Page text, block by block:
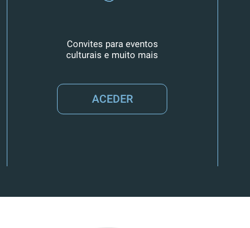
Convites para eventos
culturais e muito mais
ACEDER